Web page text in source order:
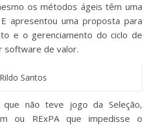
os métodos ágeis têm uma
apresentou uma proposta para
e o gerenciamento do ciclo de
software de valor.
Rildo Santos
que não teve jogo da Seleção,
ou RExPA que impedisse o